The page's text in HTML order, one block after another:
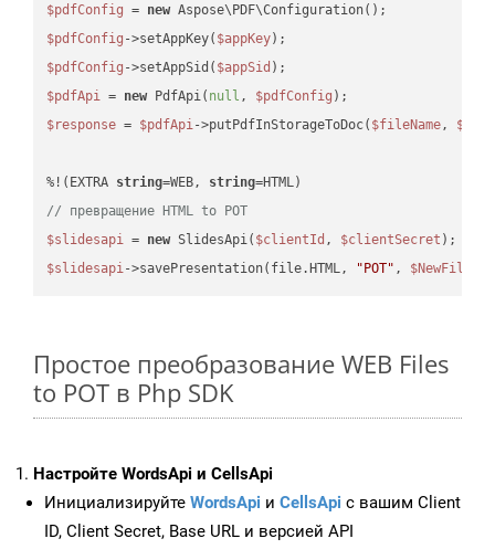
$pdfConfig = new
$pdfConfig ->setAppKey( $appKey
$pdfConfig ->setAppSid( $appSid
$pdfApi = new PdfApi( null , $pdfConfig
$response = $pdfApi->putPdfInStorageToDoc( $fileName,
%!(EXTRA string=WEB, string
// превращение HTML to POT
$slidesapi = new SlidesApi( $clientId , $clientSecret
$slidesapi->savePresentation(file.HTML, "POT" , $NewFile
Простое преобразование WEB Files
to POT в Php SDK
Настройте WordsApi и CellsApi
Инициализируйте WordsApi и CellsApi с вашим Client
ID, Client Secret, Base URL и версией API